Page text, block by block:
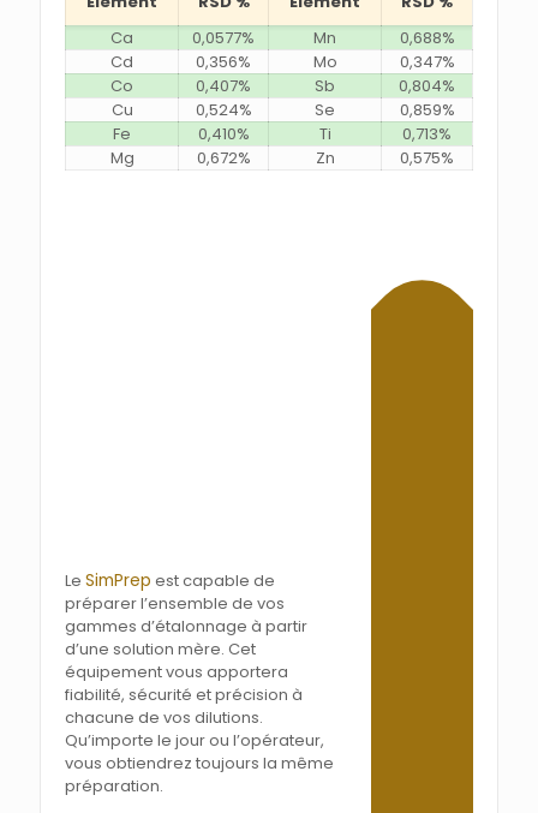
Ca
0,0577% Mn
0,688%
Cd
0,356% Mo
0,347%
Co
0,407% Sb
0,804%
Cu
0,524% Se
0,859%
Fe
0,410% Ti
0,713%
Mg
0,672% Zn 0,575%
Le SimPrep est capable de
préparer l’ensemble de vos
gammes d’étalonnage à partir
d’une solution mère. Cet
équipement vous apportera
fiabilité, sécurité et précision à
chacune de vos dilutions.
Qu’importe le jour ou l’opérateur,
vous obtiendrez toujours la même
préparation.